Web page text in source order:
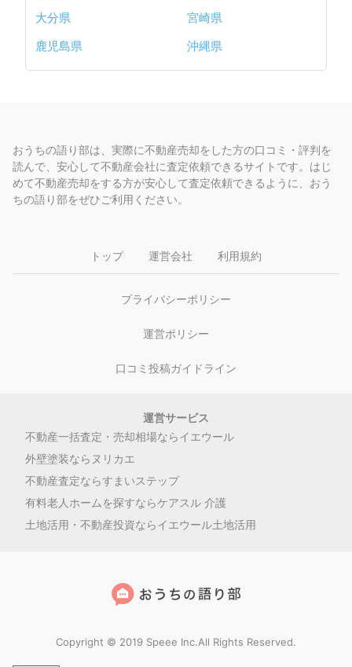
大分県
宮崎県
鹿児島県
沖縄県
おうちの語り部は、実際に不動産売却をした方の口コミ・評判を
読んで、安心して不動産会社に査定依頼できるサイトです。はじ
めて不動産売却をする方が安心して査定依頼できるように、おう
ちの語り部をぜひご利用ください。
トップ 運営会社 利用規約
プライバシーポリシー
運営ポリシー
口コミ投稿ガイドライン
運営サービス
不動産一括査定・売却相場ならイエウール
外壁塗装ならヌリカエ
不動産査定ならすまいステップ
有料老人ホームを探すならケアスル 介護
土地活用・不動産投資ならイエウール土地活用
Copyright © 2019 Speee Inc.All Rights Reserved.